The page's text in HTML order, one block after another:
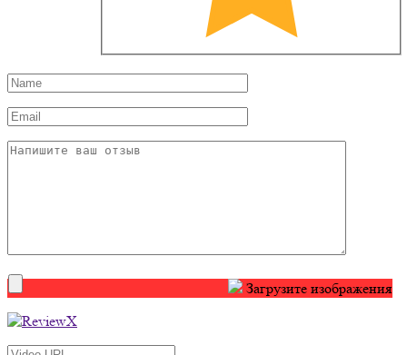
Загрузите изображения